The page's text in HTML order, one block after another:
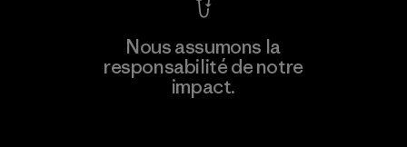
Nous assumons la
responsabilité de notre
impact.